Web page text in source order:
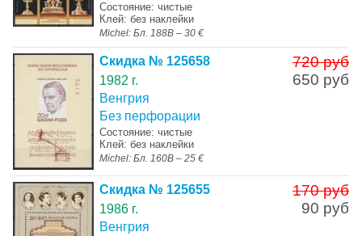
Состояние: чистые
Клей: без наклейки
Michel: Бл. 188B – 30 €
720 руб
650 руб
Скидка № 125658
1982 г.
Венгрия
Без перфорации
Состояние: чистые
Клей: без наклейки
Michel: Бл. 160B – 25 €
170 руб
90 руб
Скидка № 125655
1986 г.
Венгрия